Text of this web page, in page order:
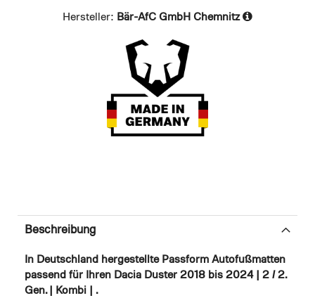
Hersteller: Bär-AfC GmbH Chemnitz
Beschreibung
In Deutschland hergestellte Passform Autofußmatten
passend für Ihren Dacia Duster 2018 bis 2024 | 2 / 2.
Gen. | Kombi | .